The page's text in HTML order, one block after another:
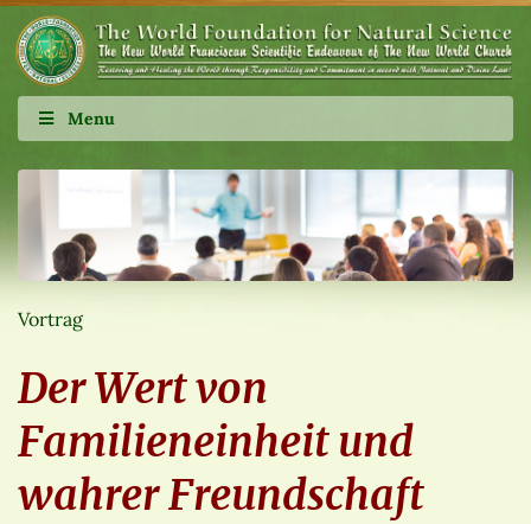
Menu
Vortrag
Der Wert von
Familieneinheit und
wahrer Freundschaft